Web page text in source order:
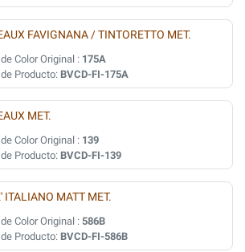
FAVIGNANA / TINTORETTO MET.
Color Original : 175A
Producto: BVCD-FI-175A
MET.
Color Original : 139
Producto: BVCD-FI-139
ITALIANO MATT MET.
Color Original : 586B
Producto: BVCD-FI-586B